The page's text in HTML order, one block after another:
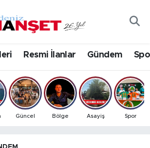
Resmi İlanlar Gündem
Güncel Bölge Asayiş Spor
Durumu
Vakitleri
Yoğunluk Haritası